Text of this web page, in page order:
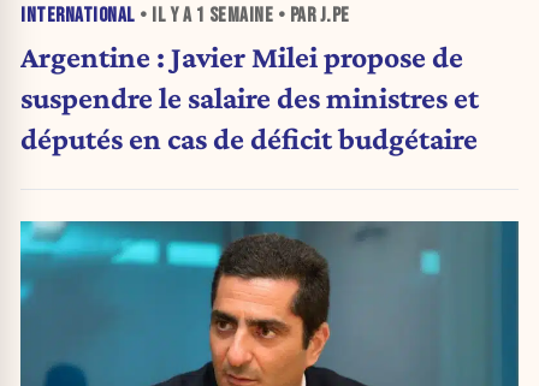
INTERNATIONAL • IL Y A 1 SEMAINE • PAR J.PE
Argentine : Javier Milei propose de
suspendre le salaire des ministres et
députés en cas de déficit budgétaire